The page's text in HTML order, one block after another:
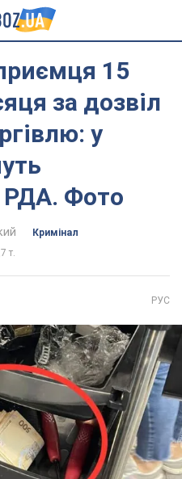
15
за дозвіл
у
РДА. Фото
Кримінал
т.
РУС